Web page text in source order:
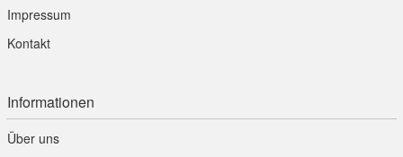
Impressum
Kontakt
Informationen
Über uns